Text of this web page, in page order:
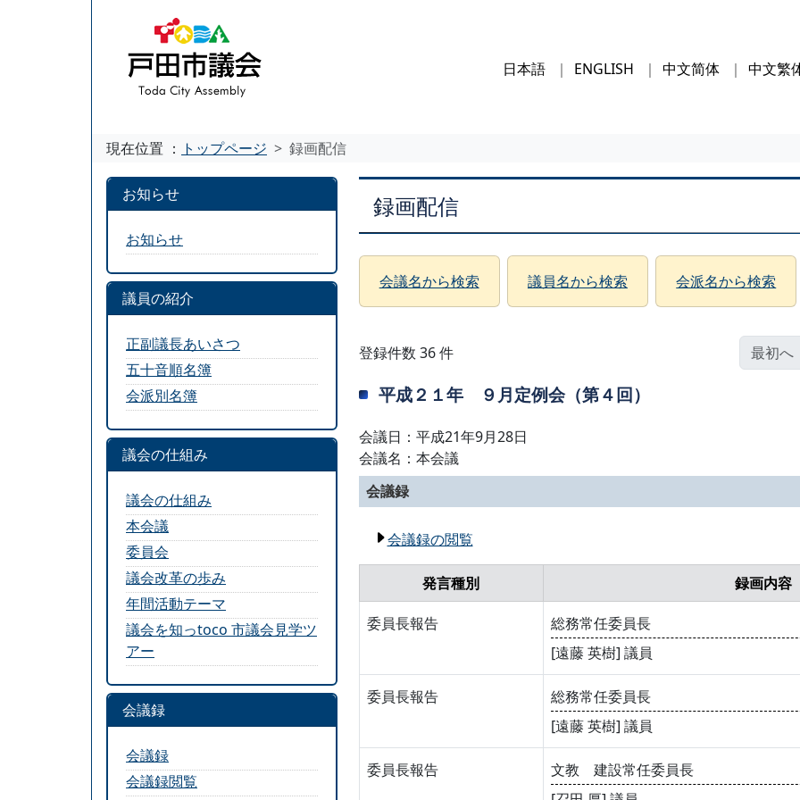
日本語 ENGLISH 中文简体 中文繁
現在位置 ： トップページ 録画配信
録画配信
会議名から検索 議員名から検索 会派名から検索
登録件数 36 件 最初へ
平成２１年 ９月定例会（第４回）
会議日：平成21年9月28日
会議名：本会議
会議録
会議録の閲覧
発言種別 録画内容
委員長報告
総務常任委員長
[遠藤 英樹] 議員
委員長報告
総務常任委員長
[遠藤 英樹] 議員
委員長報告
文教 建設常任委員長
お知らせ
お知らせ
議員の紹介
正副議長あいさつ
五十音順名簿
会派別名簿
議会の仕組み
議会の仕組み
本会議
委員会
議会改革の歩み
年間活動テーマ
議会を知っtoco 市議会見学ツ
アー
会議録
会議録
会議録閲覧